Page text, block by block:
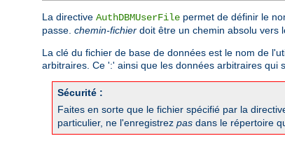
La directive AuthDBMUserFile permet de définir le
passe. chemin-fichier doit être un chemin absolu vers
La clé du fichier de base de données est le nom de
arbitraires. Ce ':' ainsi que les données arbitraires qui
Sécurité :
Faites en sorte que le fichier spécifié par la
particulier, ne l'enregistrez pas dans le répertoire